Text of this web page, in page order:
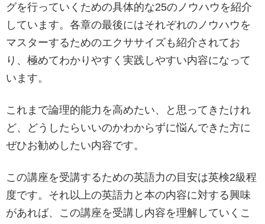
グを行っていくための具体的な25のノウハウを紹介
しています。各章の最後にはそれぞれのノウハウを
マスターするためのエクササイズも紹介されてお
り、極めてわかりやすく実践しやすい内容になって
います。
これまで論理的能力を高めたい、と思ってきたけれ
ど、どうしたらいいのかわからずに悩んできた方に
ぜひお勧めしたい内容です。
この講座を受講するための英語力の目安は英検2級程
度です。それ以上の英語力と本の内容に対する興味
があれば、この講座を受講し内容を理解していくこ